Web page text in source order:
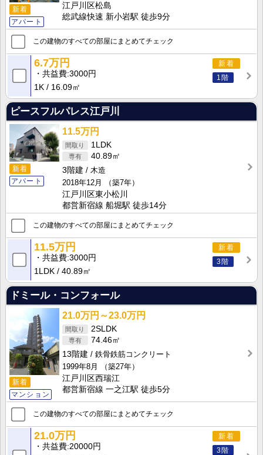
新着
アパート
江戸川区松島
総武線快速 新小岩駅 徒歩9分
この建物のすべての部屋にまとめてチェック
新着
1階
6.7万円
共益費 3000円
1K
16.09㎡
ピースフルパレス江戸川
新着
アパート
11.5万円
1LDK
40.89㎡
3階建
木造
2018年12月
（築7年）
江戸川区東小松川
都営新宿線 船堀駅 徒歩14分
この建物のすべての部屋にまとめてチェック
新着
3階
11.5万円
共益費 3000円
1LDK
40.89㎡
ドミール・コンフォール
新着
マンション
21.0万円～23.0万円
2SLDK
74.46㎡
13階建
鉄骨鉄筋コンクリート
1999年8月
（築27年）
江戸川区西瑞江
都営新宿線 一之江駅 徒歩5分
この建物のすべての部屋にまとめてチェック
新着
3階
21.0万円
共益費 20000円